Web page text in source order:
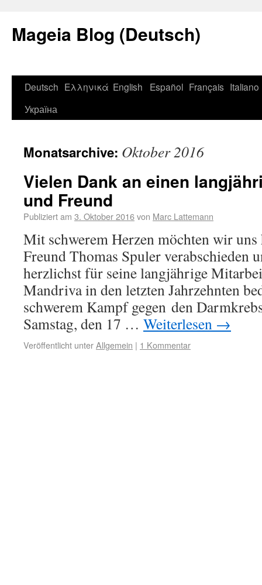
Mageia Blog (Deutsch)
Deutsch Ελληνικά English Español Français Italiano
Україна
Monatsarchive: Oktober 2016
Vielen Dank an einen
und Freund
Publiziert am 3. Oktober 2016von Marc Lattemann
Mit schwerem Herzen möchten wir
Freund Thomas Spuler verabschieden
herzlichst für seine langjährige
Mandriva in den letzten Jahrzehnten
schwerem Kampf gegen den
Samstag, den 17 … Weiterlesen →
Veröffentlicht unterAllgemein | 1 Kommentar